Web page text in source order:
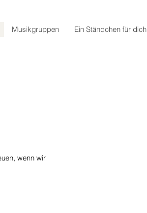
Musikgruppen Ein Ständchen für dich
wenn wir